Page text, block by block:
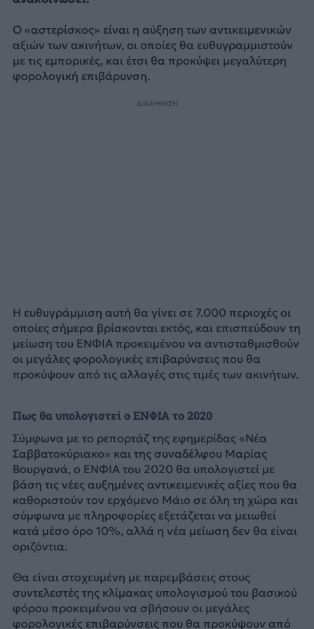
Ο «αστερίσκος» είναι η αύξηση των αντικειμενικών
αξιών των ακινήτων, οι οποίες θα ευθυγραμμιστούν
με τις εμπορικές, και έτσι θα προκύψει μεγαλύτερη
φορολογική επιβάρυνση.
ΔΙΑΦΗΜΙΣΗ
Η ευθυγράμμιση αυτή θα γίνει σε 7.000 περιοχές οι
οποίες σήμερα βρίσκονται εκτός, και επισπεύδουν τη
μείωση του ΕΝΦΙΑ προκειμένου να αντισταθμισθούν
οι μεγάλες φορολογικές επιβαρύνσεις που θα
προκύψουν από τις αλλαγές στις τιμές των ακινήτων.
Πως θα υπολογιστεί ο ΕΝΦΙΑ το 2020
Σύμφωνα με το ρεπορτάζ της εφημερίδας «Νέα
Σαββατοκύριακο» και της συναδέλφου Μαρίας
Βουργανά, ο ΕΝΦΙΑ του 2020 θα υπολογιστεί με
βάση τις νέες αυξημένες αντικειμενικές αξίες που θα
καθοριστούν τον ερχόμενο Μάιο σε όλη τη χώρα και
σύμφωνα με πληροφορίες εξετάζεται να μειωθεί
κατά μέσο όρο 10%, αλλά η νέα μείωση δεν θα είναι
οριζόντια.
Θα είναι στοχευμένη με παρεμβάσεις στους
συντελεστές της κλίμακας υπολογισμού του βασικού
φόρου προκειμένου να σβήσουν οι μεγάλες
φορολογικές επιβαρύνσεις που θα προκύψουν από